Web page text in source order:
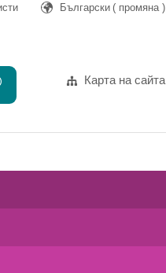
Български ( промяна )
Търсене
Карта на сайта